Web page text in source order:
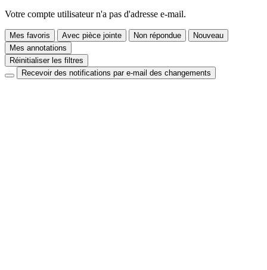
Votre compte utilisateur n'a pas d'adresse e-mail.
Mes favoris Avec pièce jointe Non répondue
Nouveau
Mes annotations
Réinitialiser les filtres
Recevoir des notifications par e-mail des changements